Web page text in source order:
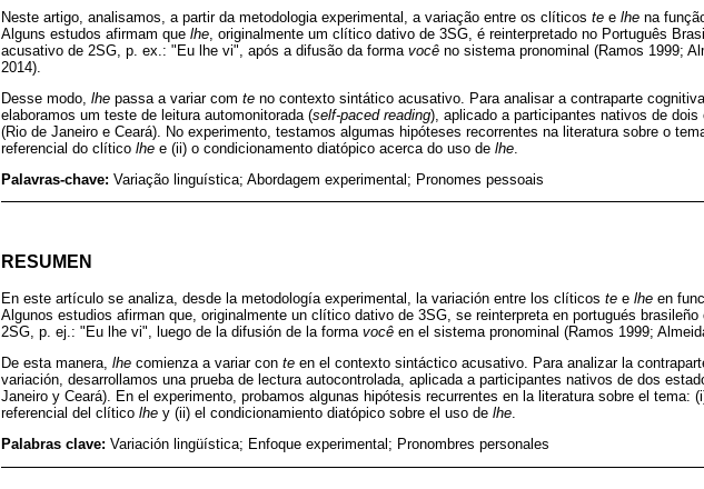
Neste artigo, analisamos, a partir da metodologia experimental, a variação entre os clíticos te e lhe na
Alguns estudos afirmam que lhe, originalmente um clítico dativo de 3SG, é reinterpretado no Português
acusativo de 2SG, p. ex.: "Eu lhe vi", após a difusão da forma você no sistema pronominal (Ramos 1999;
2014).
Desse modo, lhe passa a variar com te no contexto sintático acusativo. Para analisar a contraparte
elaboramos um teste de leitura automonitorada (self-paced reading), aplicado a participantes nativos de dois
(Rio de Janeiro e Ceará). No experimento, testamos algumas hipóteses recorrentes na literatura sobre o
referencial do clítico lhe e (ii) o condicionamento diatópico acerca do uso de lhe
Palavras-chave: Variação linguística; Abordagem experimental; Pronomes pessoais
RESUMEN
En este artículo se analiza, desde la metodología experimental, la variación entre los clíticos te e lhe en
Algunos estudios afirman que, originalmente un clítico dativo de 3SG, se reinterpreta en portugués
2SG, p. ej.: "Eu lhe vi", luego de la difusión de la forma você en el sistema pronominal (Ramos 1999;
De esta manera, lhe comienza a variar con te en el contexto sintáctico acusativo. Para analizar la
variación, desarrollamos una prueba de lectura autocontrolada, aplicada a participantes nativos de dos
Janeiro y Ceará). En el experimento, probamos algunas hipótesis recurrentes en la literatura sobre el tema:
referencial del clítico lhe y (ii) el condicionamiento diatópico sobre el uso de lhe.
Palabras clave: Variación lingüística; Enfoque experimental; Pronombres personales